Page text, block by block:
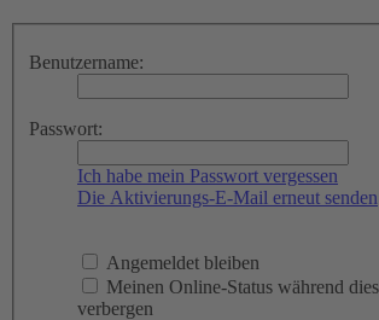
Benutzername:
Passwort:
Ich habe mein Passwort vergessen
Die Aktivierungs-E-Mail erneut senden
Angemeldet bleiben
Meinen Online-Status während
verbergen